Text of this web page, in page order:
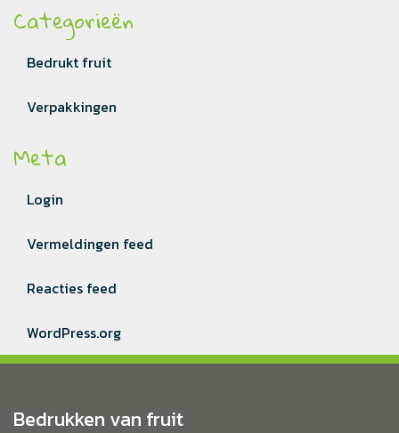
Categorieën
Bedrukt fruit
Verpakkingen
Meta
Login
Vermeldingen feed
Reacties feed
WordPress.org
Bedrukken van fruit